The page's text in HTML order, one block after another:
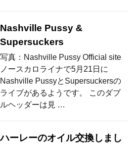
Nashville Pussy &
Supersuckers
写真：Nashville Pussy Official site
ノースカロライナで5月21日に
Nashville PussyとSupersuckersの
ライブがあるようです。 このダブ
ルヘッダーは見 …
ハーレーのオイル交換しまし